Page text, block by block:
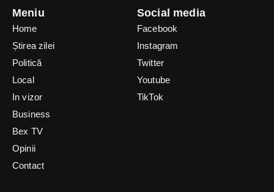
Meniu
Home
Știrea zilei
Politică
Local
In vizor
Business
Bex TV
Opinii
Contact
Social media
Facebook
Instagram
Twitter
Youtube
TikTok